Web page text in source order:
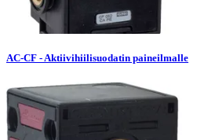
AC-CF - Aktiivihiilisuodatin paineilmalle